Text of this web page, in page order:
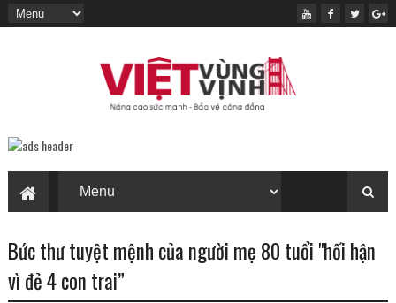
Bức thư tuyệt mệnh của người mẹ 80 tuổi "hối hận
vì đẻ 4 con trai”